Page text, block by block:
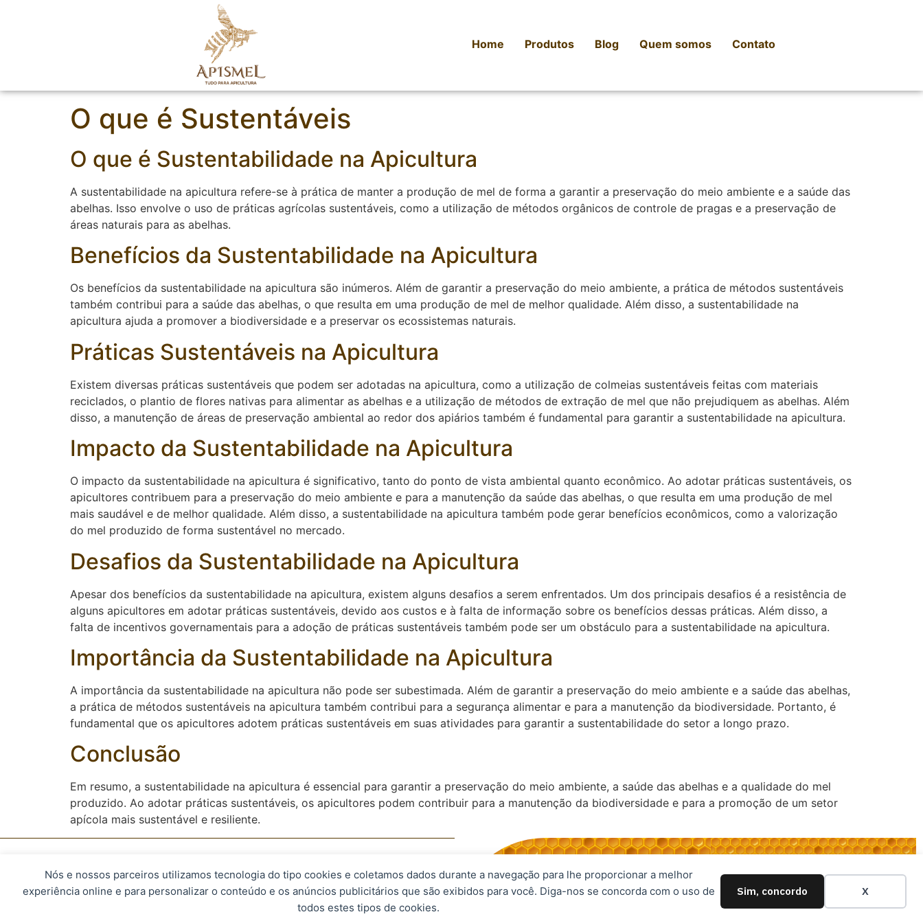
Nós e nossos parceiros utilizamos tecnologia do tipo cookies e coletamos dados durante a navegação para lhe proporcionar a melhor
experiência online e para personalizar o conteúdo e os anúncios publicitários que são exibidos para você. Diga-nos se concorda com o uso de
todos estes tipos de cookies.
Sim, concordo X
Home Produtos Blog Quem somos Contato
O que é Sustentáveis
O que é Sustentabilidade na Apicultura
A sustentabilidade na apicultura refere-se à prática de manter a produção de mel de forma a garantir a preservação do meio ambiente e a saúde das
abelhas. Isso envolve o uso de práticas agrícolas sustentáveis, como a utilização de métodos orgânicos de controle de pragas e a preservação de
áreas naturais para as abelhas.
Benefícios da Sustentabilidade na Apicultura
Os benefícios da sustentabilidade na apicultura são inúmeros. Além de garantir a preservação do meio ambiente, a prática de métodos sustentáveis
também contribui para a saúde das abelhas, o que resulta em uma produção de mel de melhor qualidade. Além disso, a sustentabilidade na
apicultura ajuda a promover a biodiversidade e a preservar os ecossistemas naturais.
Práticas Sustentáveis na Apicultura
Existem diversas práticas sustentáveis que podem ser adotadas na apicultura, como a utilização de colmeias sustentáveis feitas com materiais
reciclados, o plantio de flores nativas para alimentar as abelhas e a utilização de métodos de extração de mel que não prejudiquem as abelhas. Além
disso, a manutenção de áreas de preservação ambiental ao redor dos apiários também é fundamental para garantir a sustentabilidade na apicultura.
Impacto da Sustentabilidade na Apicultura
O impacto da sustentabilidade na apicultura é significativo, tanto do ponto de vista ambiental quanto econômico. Ao adotar práticas sustentáveis, os
apicultores contribuem para a preservação do meio ambiente e para a manutenção da saúde das abelhas, o que resulta em uma produção de mel
mais saudável e de melhor qualidade. Além disso, a sustentabilidade na apicultura também pode gerar benefícios econômicos, como a valorização
do mel produzido de forma sustentável no mercado.
Desafios da Sustentabilidade na Apicultura
Apesar dos benefícios da sustentabilidade na apicultura, existem alguns desafios a serem enfrentados. Um dos principais desafios é a resistência de
alguns apicultores em adotar práticas sustentáveis, devido aos custos e à falta de informação sobre os benefícios dessas práticas. Além disso, a
falta de incentivos governamentais para a adoção de práticas sustentáveis também pode ser um obstáculo para a sustentabilidade na apicultura.
Importância da Sustentabilidade na Apicultura
A importância da sustentabilidade na apicultura não pode ser subestimada. Além de garantir a preservação do meio ambiente e a saúde das abelhas,
a prática de métodos sustentáveis na apicultura também contribui para a segurança alimentar e para a manutenção da biodiversidade. Portanto, é
fundamental que os apicultores adotem práticas sustentáveis em suas atividades para garantir a sustentabilidade do setor a longo prazo.
Conclusão
Em resumo, a sustentabilidade na apicultura é essencial para garantir a preservação do meio ambiente, a saúde das abelhas e a qualidade do mel
produzido. Ao adotar práticas sustentáveis, os apicultores podem contribuir para a manutenção da biodiversidade e para a promoção de um setor
apícola mais sustentável e resiliente.
© 2023, Apismel. Todos os direitos reservados.